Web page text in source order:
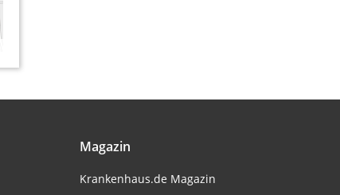
Magazin
Krankenhaus.de Magazin